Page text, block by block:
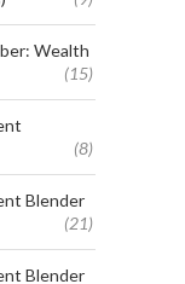
Wealth
(15)
(8)
Blender
(21)
Blender